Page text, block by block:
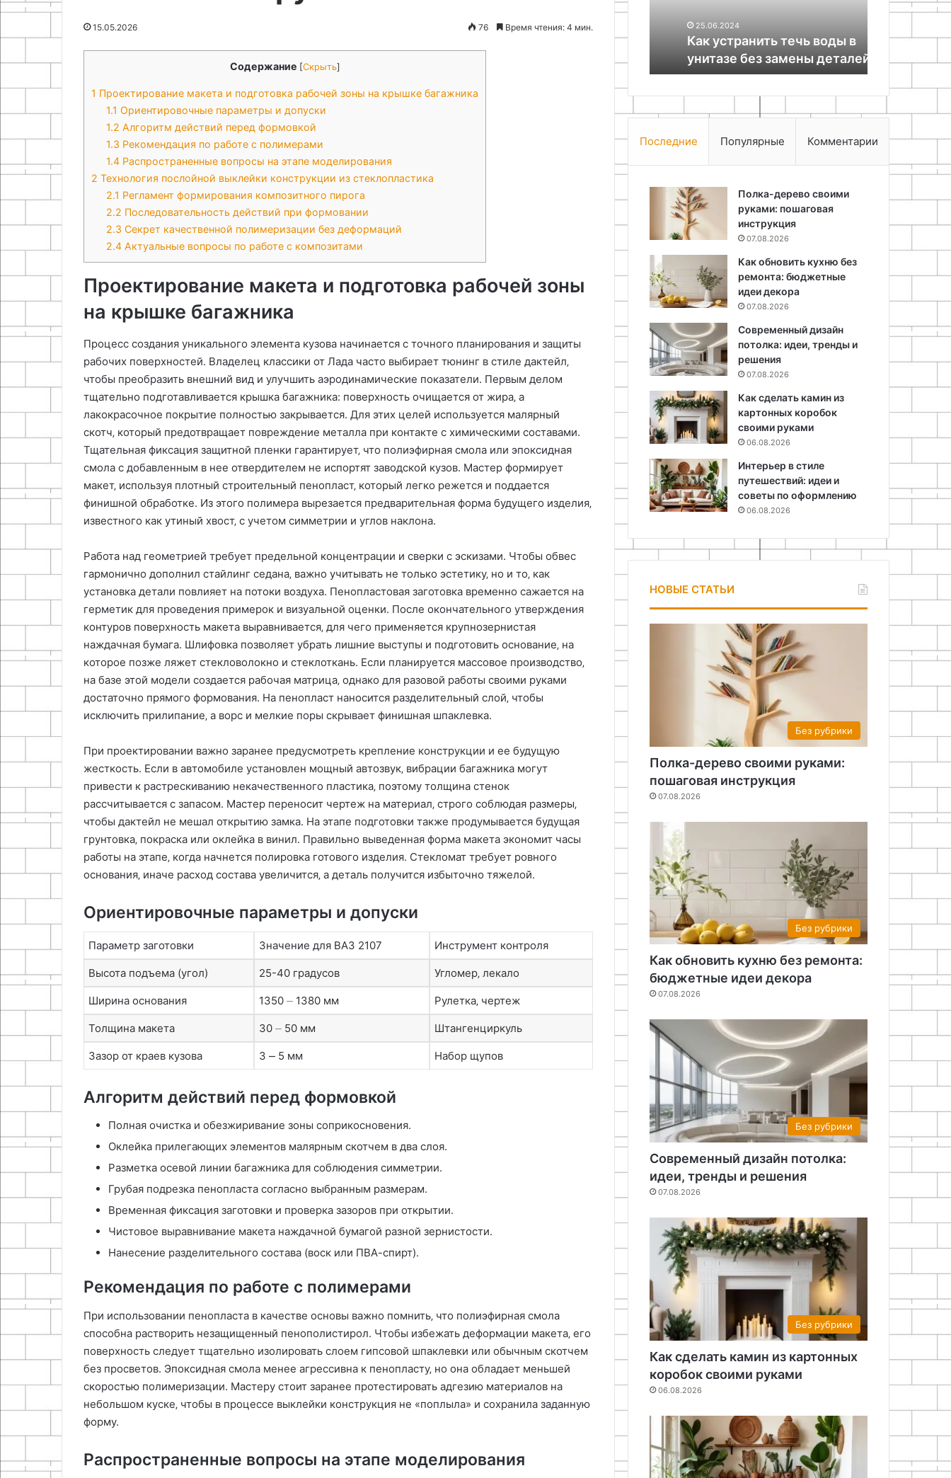
15.05.2026 76 Время чтения: 4 мин.
Содержание [Скрыть]
1 Проектирование макета и подготовка рабочей зоны на крышке багажника
1.1 Ориентировочные параметры и допуски
1.2 Алгоритм действий перед формовкой
1.3 Рекомендация по работе с полимерами
1.4 Распространенные вопросы на этапе моделирования
2 Технология послойной выклейки конструкции из стеклопластика
2.1 Регламент формирования композитного пирога
2.2 Последовательность действий при формовании
2.3 Секрет качественной полимеризации без деформаций
2.4 Актуальные вопросы по работе с композитами
Проектирование макета и подготовка рабочей зоны
на крышке багажника
Процесс создания уникального элемента кузова начинается с точного планирования и защиты
рабочих поверхностей. Владелец классики от Лада часто выбирает тюнинг в стиле дактейл‚
чтобы преобразить внешний вид и улучшить аэродинамические показатели. Первым делом
тщательно подготавливается крышка багажника: поверхность очищается от жира‚ а
лакокрасочное покрытие полностью закрывается. Для этих целей используется малярный
скотч‚ который предотвращает повреждение металла при контакте с химическими составами.
Тщательная фиксация защитной пленки гарантирует‚ что полиэфирная смола или эпоксидная
смола с добавленным в нее отвердителем не испортят заводской кузов. Мастер формирует
макет‚ используя плотный строительный пенопласт‚ который легко режется и поддается
финишной обработке. Из этого полимера вырезается предварительная форма будущего изделия‚
известного как утиный хвост‚ с учетом симметрии и углов наклона.
Работа над геометрией требует предельной концентрации и сверки с эскизами. Чтобы обвес
гармонично дополнил стайлинг седана‚ важно учитывать не только эстетику‚ но и то‚ как
установка детали повлияет на потоки воздуха. Пенопластовая заготовка временно сажается на
герметик для проведения примерок и визуальной оценки. После окончательного утверждения
контуров поверхность макета выравнивается‚ для чего применяется крупнозернистая
наждачная бумага. Шлифовка позволяет убрать лишние выступы и подготовить основание‚ на
которое позже ляжет стекловолокно и стеклоткань. Если планируется массовое производство‚
на базе этой модели создается рабочая матрица‚ однако для разовой работы своими руками
достаточно прямого формования. На пенопласт наносится разделительный слой‚ чтобы
исключить прилипание‚ а ворс и мелкие поры скрывает финишная шпаклевка.
При проектировании важно заранее предусмотреть крепление конструкции и ее будущую
жесткость. Если в автомобиле установлен мощный автозвук‚ вибрации багажника могут
привести к растрескиванию некачественного пластика‚ поэтому толщина стенок
рассчитывается с запасом. Мастер переносит чертеж на материал‚ строго соблюдая размеры‚
чтобы дактейл не мешал открытию замка. На этапе подготовки также продумывается будущая
грунтовка‚ покраска или оклейка в винил. Правильно выведенная форма макета экономит часы
работы на этапе‚ когда начнется полировка готового изделия. Стекломат требует ровного
основания‚ иначе расход состава увеличится‚ а деталь получится избыточно тяжелой.
Ориентировочные параметры и допуски
Параметр заготовки Значение для ВАЗ 2107 Инструмент контроля
Высота подъема (угол) 25-40 градусов Угломер‚ лекало
Ширина основания 1350 ⏤ 1380 мм Рулетка‚ чертеж
Толщина макета 30 ⏤ 50 мм Штангенциркуль
Зазор от краев кузова 3 ⎼ 5 мм Набор щупов
Алгоритм действий перед формовкой
Полная очистка и обезжиривание зоны соприкосновения.
Оклейка прилегающих элементов малярным скотчем в два слоя.
Разметка осевой линии багажника для соблюдения симметрии.
Грубая подрезка пенопласта согласно выбранным размерам.
Временная фиксация заготовки и проверка зазоров при открытии.
Чистовое выравнивание макета наждачной бумагой разной зернистости.
Нанесение разделительного состава (воск или ПВА-спирт).
Рекомендация по работе с полимерами
При использовании пенопласта в качестве основы важно помнить‚ что полиэфирная смола
способна растворить незащищенный пенополистирол. Чтобы избежать деформации макета‚ его
поверхность следует тщательно изолировать слоем гипсовой шпаклевки или обычным скотчем
без просветов. Эпоксидная смола менее агрессивна к пенопласту‚ но она обладает меньшей
скоростью полимеризации. Мастеру стоит заранее протестировать адгезию материалов на
небольшом куске‚ чтобы в процессе выклейки конструкция не «поплыла» и сохранила заданную
форму.
Распространенные вопросы на этапе моделирования
25.06.2024
Как восстановить повторно
использовать
25.06.2024
Как устранить течь воды в
унитазе без замены деталей
Как
Последние Популярные Комментарии
Полка-дерево своими
руками: пошаговая
инструкция
07.08.2026
Как обновить кухню без
ремонта: бюджетные
идеи декора
07.08.2026
Современный дизайн
потолка: идеи, тренды и
решения
07.08.2026
Как сделать камин из
картонных коробок
своими руками
06.08.2026
Интерьер в стиле
путешествий: идеи и
советы по оформлению
06.08.2026
НОВЫЕ СТАТЬИ
Без рубрики
Полка-дерево своими руками:
пошаговая инструкция
07.08.2026
Без рубрики
Как обновить кухню без ремонта:
бюджетные идеи декора
07.08.2026
Без рубрики
Современный дизайн потолка:
идеи, тренды и решения
07.08.2026
Без рубрики
Как сделать камин из картонных
коробок своими руками
06.08.2026